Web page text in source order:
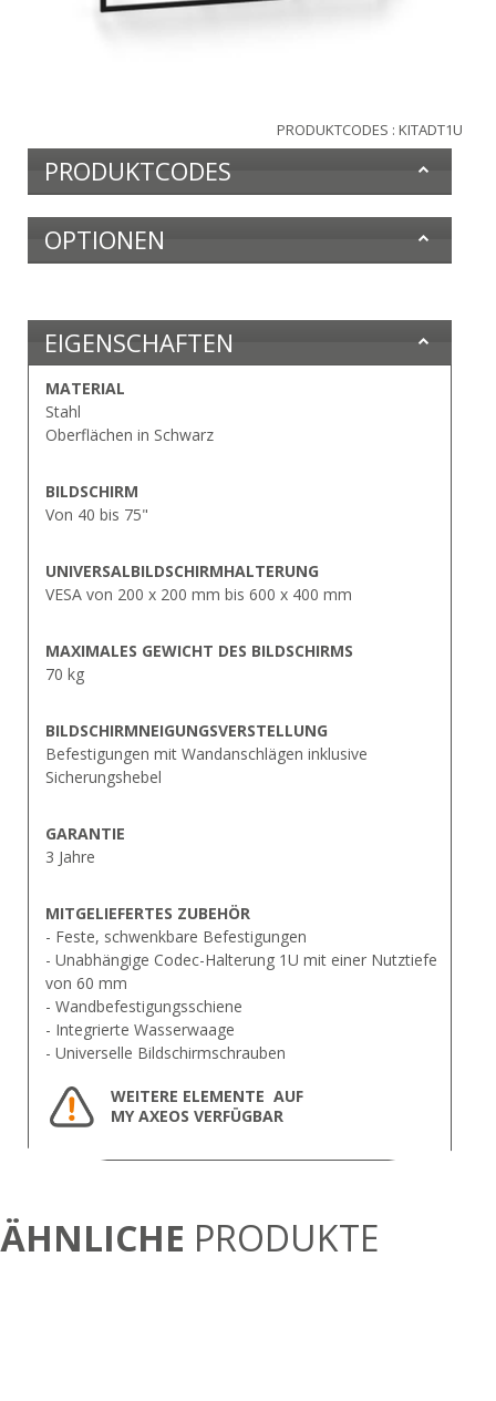
PRODUKTCODES : KITADT1U
PRODUKTCODES
OPTIONEN
EIGENSCHAFTEN
MATERIAL
Stahl
Oberflächen in Schwarz
BILDSCHIRM
Von 40 bis 75"
UNIVERSALBILDSCHIRMHALTERUNG
VESA von 200 x 200 mm bis 600 x 400 mm
MAXIMALES GEWICHT DES BILDSCHIRMS
70 kg
BILDSCHIRMNEIGUNGSVERSTELLUNG
Befestigungen mit Wandanschlägen inklusive
Sicherungshebel
GARANTIE
3 Jahre
MITGELIEFERTES ZUBEHÖR
- Feste, schwenkbare Befestigungen
- Unabhängige Codec-Halterung 1U mit einer Nutztiefe
von 60 mm
- Wandbefestigungsschiene
- Integrierte Wasserwaage
- Universelle Bildschirmschrauben
WEITERE ELEMENTE AUF
MY AXEOS VERFÜGBAR
ÄHNLICHE PRODUKTE